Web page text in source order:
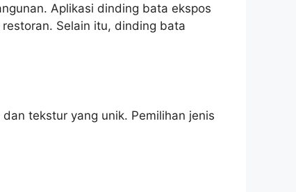
Aplikasi dinding bata ekspos
Selain itu, dinding bata
tekstur yang unik. Pemilihan jenis